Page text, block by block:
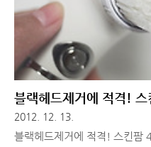
블랙헤드제거에 적격! 스
2012. 12. 13.
블랙헤드제거에 적격! 스킨팜